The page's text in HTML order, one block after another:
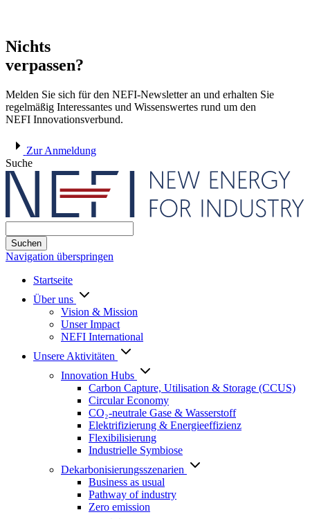
Nichts
verpassen?
Melden Sie sich für den NEFI-Newsletter an und erhalten Sie
regelmäßig Interessantes und Wissenswertes rund um den
NEFI Innovationsverbund.
Zur Anmeldung
Suche
Suchen
Navigation überspringen
Startseite
Über uns
Vision & Mission
Unser Impact
NEFI International
Unsere Aktivitäten
Innovation Hubs
Carbon Capture, Utilisation & Storage (CCUS)
Circular Economy
CO₂-neutrale Gase & Wasserstoff
Elektrifizierung & Energieeffizienz
Flexibilisierung
Industrielle Symbiose
Dekarbonisierungs­szenarien
Business as usual
Pathway of industry
Zero emission